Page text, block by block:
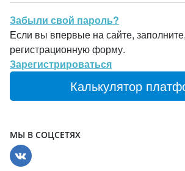
Забыли свой пароль?
Если вы впервые на сайте,
регистрационную форму.
Зарегистрироваться
Калькулятор
МЫ В СОЦСЕТЯХ